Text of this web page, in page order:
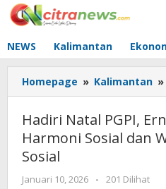
Lewati
ke
NEWS Kalimantan
Homepage » Kalimantan »
Hadiri Natal PGPI,
Harmoni Sosial dan
Sosial
Januari 10, 2026
oleh
-
201 Dilihat